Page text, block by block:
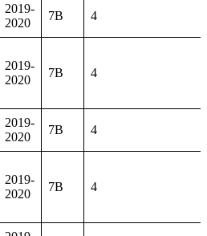
2019-
2020
7B 4
2019-
2020
7B 4
2019-
2020
7B 4
2019-
2020
7B 4